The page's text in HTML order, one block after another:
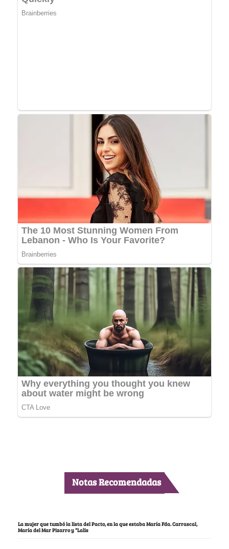
Notas Recomendadas
La mujer que tumbó la lista del Pacto, en la que estaba María Fda. Carrascal,
María del Mar Pizarro y “Lalis